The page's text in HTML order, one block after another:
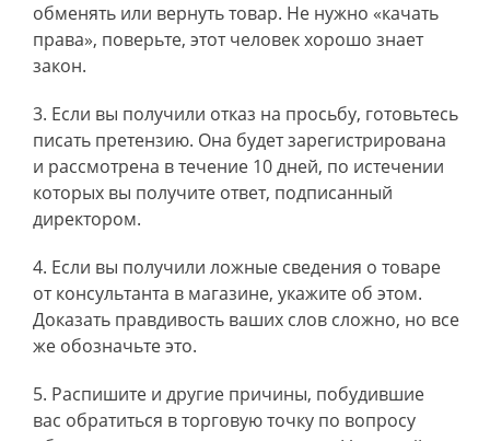
обменять или вернуть товар. Не нужно «качать
права», поверьте, этот человек хорошо знает
закон.
Если вы получили отказ на просьбу, готовьтесь
писать претензию. Она будет зарегистрирована
и рассмотрена в течение 10 дней, по истечении
которых вы получите ответ, подписанный
директором.
Если вы получили ложные сведения о товаре
от консультанта в магазине, укажите об этом.
Доказать правдивость ваших слов сложно, но все
же обозначьте это.
Распишите и другие причины, побудившие
вас обратиться в торговую точку по вопросу